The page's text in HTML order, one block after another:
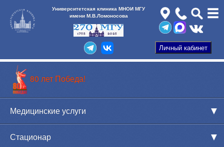
Университетская клиника МНОИ МГУ
имени М.В.Ломоносова
80 лет Победа!
Медицинские услуги
Стационар